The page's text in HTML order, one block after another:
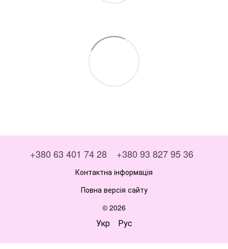
+380 63 401 74 28 +380 93 827 95 36
Контактна інформація
Повна версія сайту
© 2026
Укр Рус